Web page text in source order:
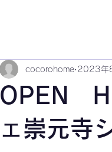
OPEN
ェ崇元寺
cocorohome 2023年